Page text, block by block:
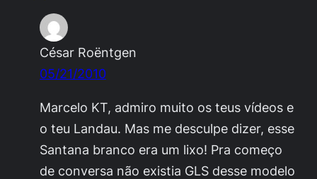
César Roëntgen
05/21/2010
Marcelo KT, admiro muito os teus vídeos e
o teu Landau. Mas me desculpe dizer, esse
Santana branco era um lixo! Pra começo
de conversa não existia GLS desse modelo